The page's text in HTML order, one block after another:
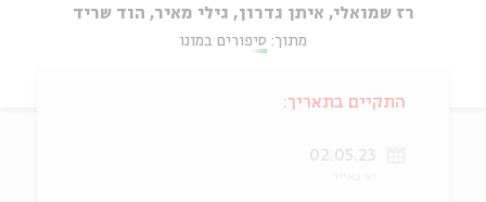
רז שמואלי, איתן גדרון, גילי מאיר, הוד שריד
מתוך: סיפורים במונו
התקיים בתאריך:
02.05.23